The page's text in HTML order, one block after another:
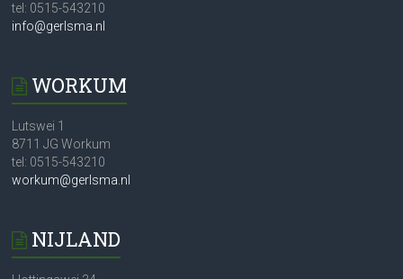
tel: 0515-543210
info@gerlsma.nl
WORKUM
Lutswei 1
8711 JG Workum
tel: 0515-543210
workum@gerlsma.nl
NIJLAND